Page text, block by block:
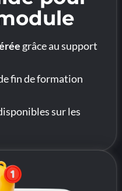
grâce au support
fin de formation
sur les